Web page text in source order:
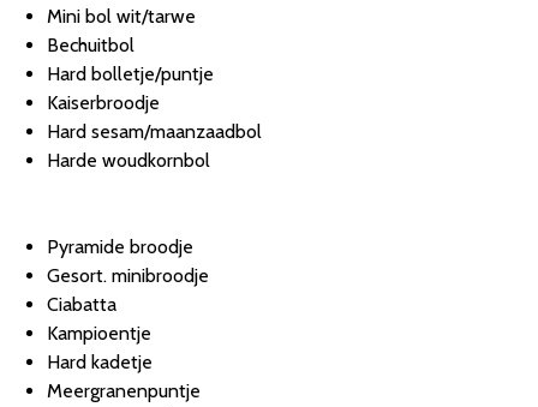
Mini bol wit/tarwe
Bechuitbol
Hard bolletje/puntje
Kaiserbroodje
Hard sesam/maanzaadbol
Harde woudkornbol
Pyramide broodje
Gesort. minibroodje
Ciabatta
Kampioentje
Hard kadetje
Meergranenpuntje